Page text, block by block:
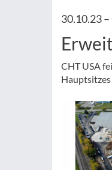
30.10.23 –
CHT USA